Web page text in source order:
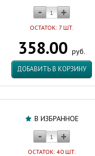
ОСТАТОК: 7 ШТ.
358.00 руб.
ДОБАВИТЬ В КОРЗИНУ
В ИЗБРАННОЕ
ОСТАТОК: 40 ШТ.